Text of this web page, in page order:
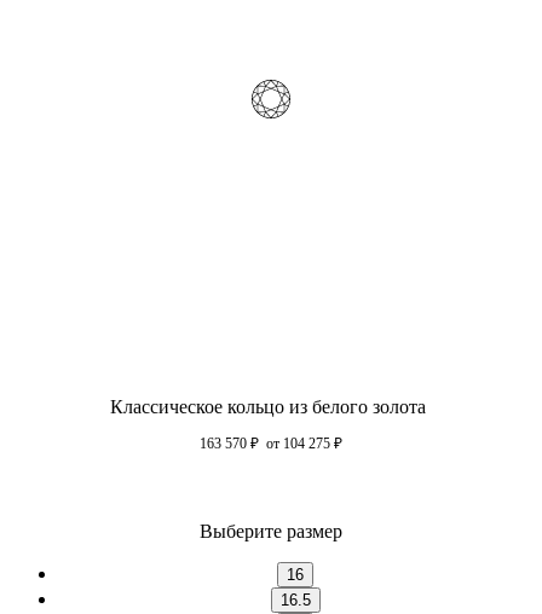
Классическое кольцо из белого золота
163 570 ₽ от 104 275 ₽
Выберите размер
16
16.5